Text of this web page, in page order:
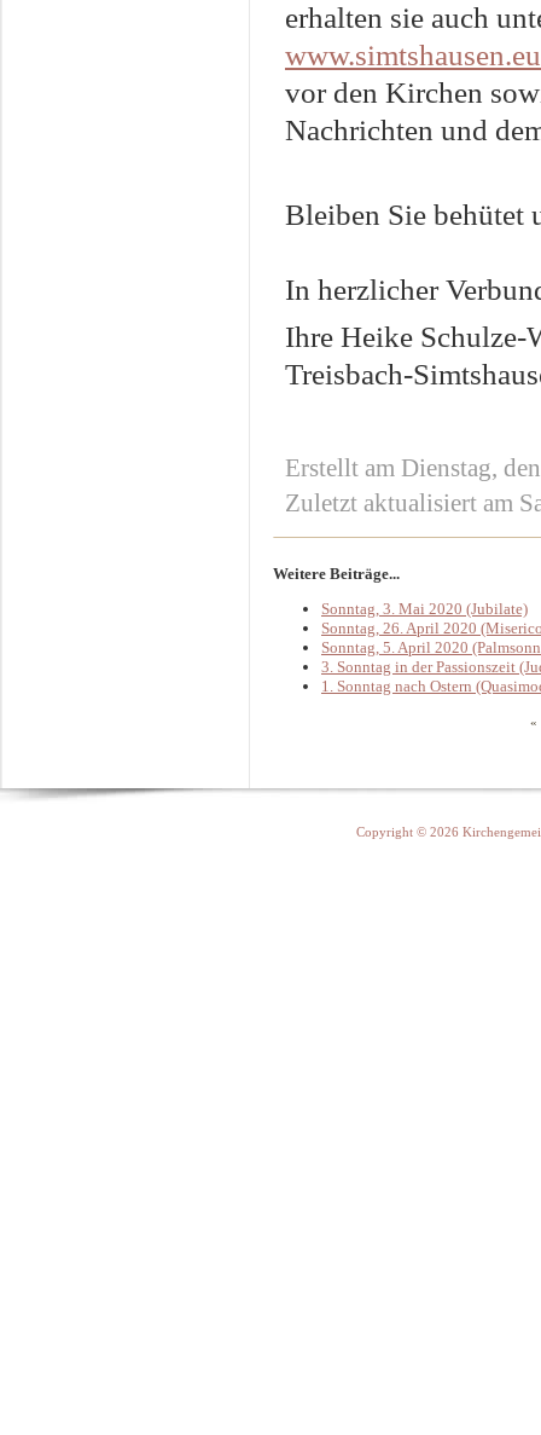
erhalten sie auch
www.simtshausen.eu
vor den Kirchen
Nachrichten und
Bleiben Sie behütet
In herzlicher
Ihre Heike Schulze-
Treisbach-
Erstellt am Dienstag,
Zuletzt aktualisiert am
Weitere Beiträge...
Sonntag, 3. Mai 2020 (Jubilate)
Sonntag, 26. April 2020
Sonntag, 5. April 2020
3. Sonntag in der Passionszeit
1. Sonntag nach Ostern
«
Copyright © 2026